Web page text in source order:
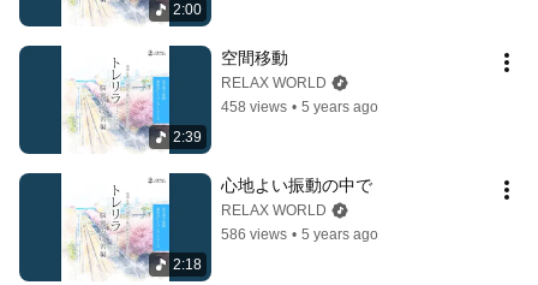
2:00
2:39
空間移動
RELAX WORLD
458 views • 5 years ago
2:18
心地よい振動の中で
RELAX WORLD
586 views • 5 years ago